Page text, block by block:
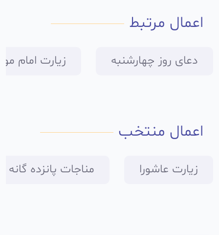
اعمال مرتبط
دعاى روز چهارشنبه زیارت امام
اعمال منتخب
زیارت عاشورا مناجات پانزده